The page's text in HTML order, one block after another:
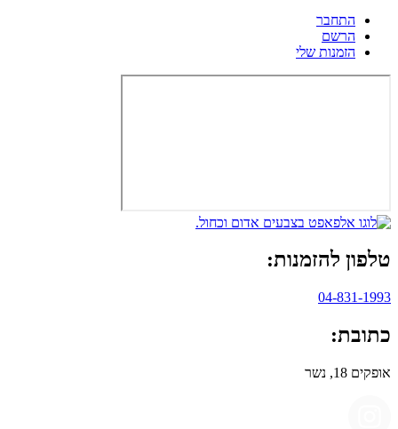
התחבר
הרשם
הזמנות שלי
טלפון להזמנות:
04-831-1993
כתובת:
אופקים 18, נשר